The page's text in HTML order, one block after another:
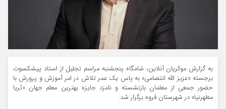
به گزارش موکریان آنلاین، شامگاه پنجشنبه مراسم تجلیل از استاد پیشکسوت
برجسته «عزیز الله انتصامی» به پاس یک عمر تلاش در امر آموزش و پرورش با
حضور جمعی از معلمان بازنشسته و نامزد جایزه بهترین معلم جهان «ثریا
مطهرنیا» در شهرستان قروه برگزار شد.